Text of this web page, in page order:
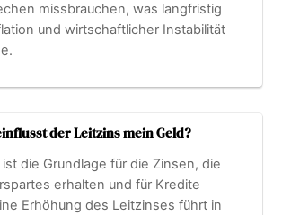
missbrauchen, was langfristig
und wirtschaftlicher Instabilität
der Leitzins mein Geld?
die Grundlage für die Zinsen, die
erhalten und für Kredite
Erhöhung des Leitzinses führt in